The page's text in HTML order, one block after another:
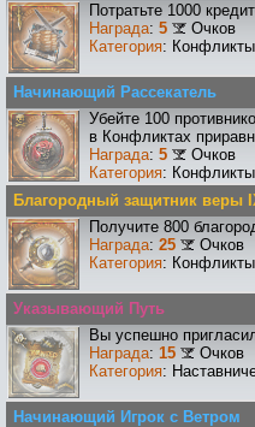
Потратьте 1000
Награда: 5
Очков
Категория: Конфликты
Начинающий Рассекатель
Убейте 100
в Конфликтах
Награда: 5
Очков
Категория:
Благородный защитник веры
Получите 800
Награда: 25
Очков
Категория:
Указывающий Путь
Вы успешно
Награда: 15
Очков
Категория:
Начинающий Игрок с Ветром